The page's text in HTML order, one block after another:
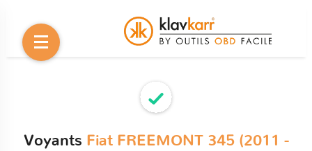
Voyants Fiat FREEMONT 345 (2011 -